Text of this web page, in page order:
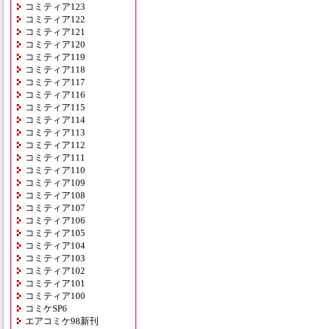
コミティア123
コミティア122
コミティア121
コミティア120
コミティア119
コミティア118
コミティア117
コミティア116
コミティア115
コミティア114
コミティア113
コミティア112
コミティア111
コミティア110
コミティア109
コミティア108
コミティア107
コミティア106
コミティア105
コミティア104
コミティア103
コミティア102
コミティア101
コミティア100
コミケSP6
エアコミケ98新刊